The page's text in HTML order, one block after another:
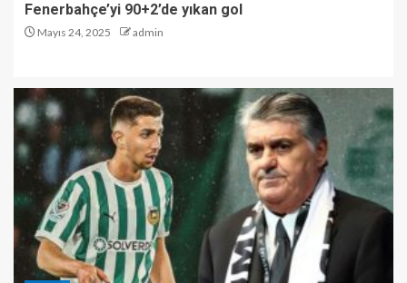
Fenerbahçe’yi 90+2’de yıkan gol
Mayıs 24, 2025 admin